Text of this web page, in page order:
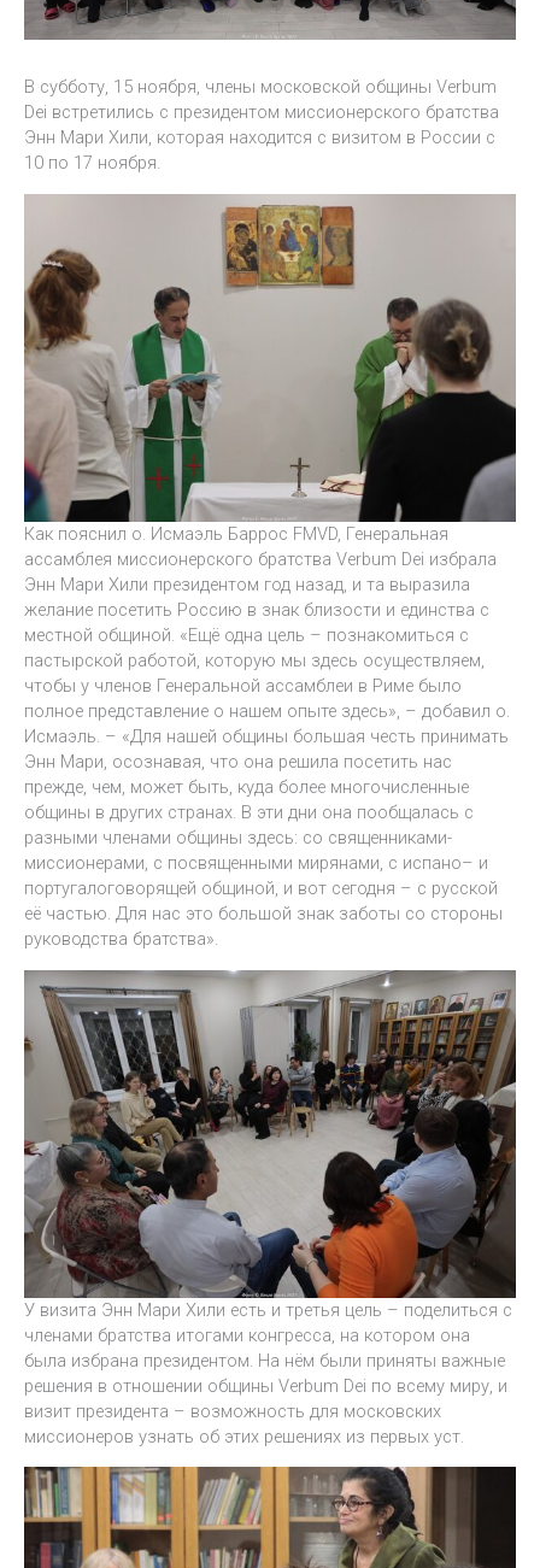
В субботу, 15 ноября, члены московской общины Verbum
Dei встретились с президентом миссионерского братства
Энн Мари Хили, которая находится с визитом в России с
10 по 17 ноября.
Как пояснил о. Исмаэль Баррос FMVD, Генеральная
ассамблея миссионерского братства Verbum Dei избрала
Энн Мари Хили президентом год назад, и та выразила
желание посетить Россию в знак близости и единства с
местной общиной. «Ещё одна цель – познакомиться с
пастырской работой, которую мы здесь осуществляем,
чтобы у членов Генеральной ассамблеи в Риме было
полное представление о нашем опыте здесь», – добавил о.
Исмаэль. – «Для нашей общины большая честь принимать
Энн Мари, осознавая, что она решила посетить нас
прежде, чем, может быть, куда более многочисленные
общины в других странах. В эти дни она пообщалась с
разными членами общины здесь: со священниками-
миссионерами, с посвященными мирянами, с испано– и
португалоговорящей общиной, и вот сегодня – с русской
её частью. Для нас это большой знак заботы со стороны
руководства братства».
У визита Энн Мари Хили есть и третья цель – поделиться с
членами братства итогами конгресса, на котором она
была избрана президентом. На нём были приняты важные
решения в отношении общины Verbum Dei по всему миру, и
визит президента – возможность для московских
миссионеров узнать об этих решениях из первых уст.